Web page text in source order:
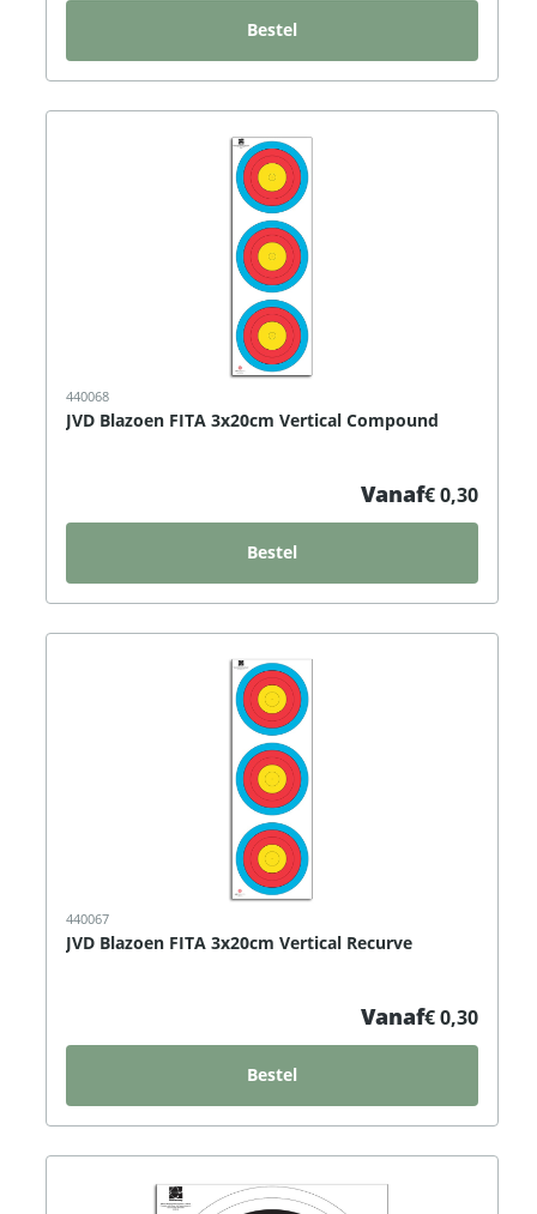
Bestel
440068
JVD Blazoen FITA 3x20cm Vertical Compound
Vanaf€ 0,30
Bestel
440067
JVD Blazoen FITA 3x20cm Vertical Recurve
Vanaf€ 0,30
Bestel